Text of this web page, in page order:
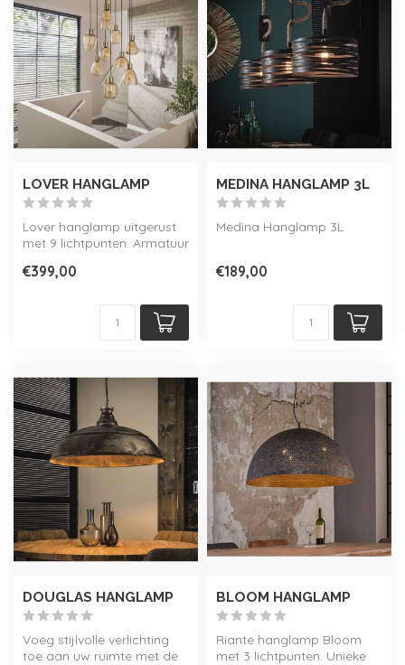
LOVER HANGLAMP
Lover hanglamp uitgerust
met 9 lichtpunten. Armatuur
'...
€399,00
MEDINA HANGLAMP 3L
Medina Hanglamp 3L
€189,00
DOUGLAS HANGLAMP
Voeg stijlvolle verlichting
toe aan uw ruimte met de
BLOOM HANGLAMP
Riante hanglamp Bloom
met 3 lichtpunten. Unieke